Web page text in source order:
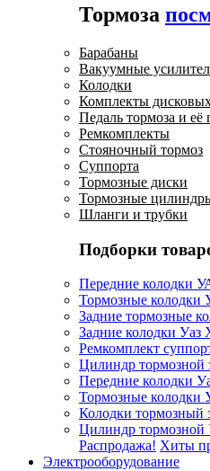
Тормоза
Барабаны
Вакуумные
Колодки
Комплекты
Педаль тормоза и её
Ремкомплекты
Стояночный тормоз
Суппорта
Тормозные диски
Тормозные
Шланги и трубки
Подборки
Передние колодки
Тормозные колодки
Задние тормозные
Задние колодки Уаз
Ремкомплект
Цилиндр тормозной
Передние колодки
Тормозные колодки
Колодки тормозный
Цилиндр тормозной
Распродажа! Хиты
Электрооборудование